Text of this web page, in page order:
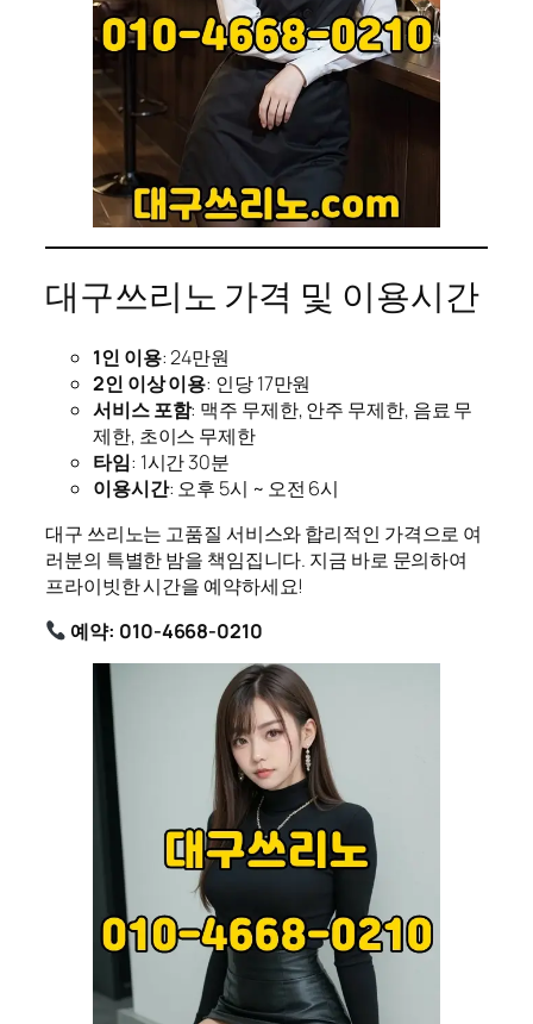
대구쓰리노 가격 및 이용시간
1인 이용: 24만원
2인 이상 이용: 인당 17만원
서비스 포함: 맥주 무제한, 안주 무제한, 음료 무
제한, 초이스 무제한
타임: 1시간 30분
이용시간: 오후 5시 ~ 오전 6시
대구 쓰리노는 고품질 서비스와 합리적인 가격으로 여
러분의 특별한 밤을 책임집니다. 지금 바로 문의하여
프라이빗한 시간을 예약하세요!
예약: 010-4668-0210